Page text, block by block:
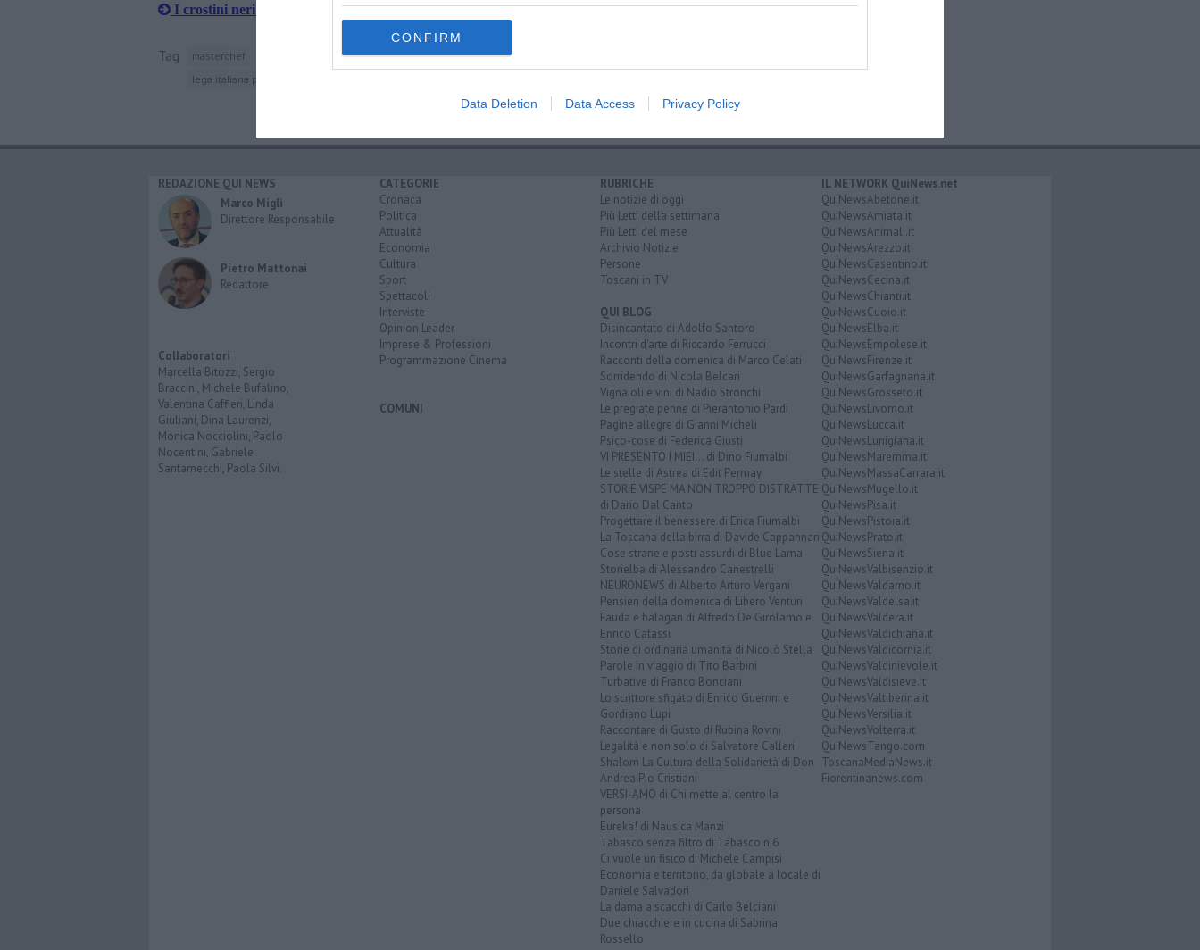
CONFIRM
Data Deletion Data Access Privacy Policy
I crostini neri incoronati piatto tipico aretino
Tag masterchef cuoco olmo al brembo basso san zeno
lega italiana per la lotta ai tumori
REDAZIONE QUI NEWS
Marco Migli
Direttore Responsabile
Pietro Mattonai
Redattore
Collaboratori
Marcella Bitozzi, Sergio
Braccini, Michele Bufalino,
Valentina Caffieri, Linda
Giuliani, Dina Laurenzi,
Monica Nocciolini, Paolo
Nocentini, Gabriele
Santarnecchi, Paola Silvi.
CATEGORIE
Cronaca
Politica
Attualità
Economia
Cultura
Sport
Spettacoli
Interviste
Opinion Leader
Imprese & Professioni
Programmazione Cinema
COMUNI
RUBRICHE
Le notizie di oggi
Più Letti della settimana
Più Letti del mese
Archivio Notizie
Persone
Toscani in TV
QUI BLOG
Disincantato di Adolfo Santoro
Incontri d'arte di Riccardo Ferrucci
Racconti della domenica di Marco Celati
Sorridendo di Nicola Belcari
Vignaioli e vini di Nadio Stronchi
Le pregiate penne di Pierantonio Pardi
Pagine allegre di Gianni Micheli
Psico-cose di Federica Giusti
VI PRESENTO I MIEI... di Dino Fiumalbi
Le stelle di Astrea di Edit Permay
STORIE VISPE MA NON TROPPO DISTRATTE
di Dario Dal Canto
Progettare il benessere di Erica Fiumalbi
La Toscana della birra di Davide Cappannari
Cose strane e posti assurdi di Blue Lama
Storielba di Alessandro Canestrelli
NEURONEWS di Alberto Arturo Vergani
Pensieri della domenica di Libero Venturi
Fauda e balagan di Alfredo De Girolamo e
Enrico Catassi
Storie di ordinaria umanità di Nicolò Stella
Parole in viaggio di Tito Barbini
Turbative di Franco Bonciani
Lo scrittore sfigato di Enrico Guerrini e
Gordiano Lupi
Raccontare di Gusto di Rubina Rovini
Legalità e non solo di Salvatore Calleri
Shalom La Cultura della Solidarietà di Don
Andrea Pio Cristiani
VERSI-AMO di Chi mette al centro la
persona
Eureka! di Nausica Manzi
Tabasco senza filtro di Tabasco n.6
Ci vuole un fisico di Michele Campisi
Economia e territorio, da globale a locale di
Daniele Salvadori
La dama a scacchi di Carlo Belciani
Due chiacchiere in cucina di Sabrina
Rossello
IL NETWORK QuiNews.net
QuiNewsAbetone.it
QuiNewsAmiata.it
QuiNewsAnimali.it
QuiNewsArezzo.it
QuiNewsCasentino.it
QuiNewsCecina.it
QuiNewsChianti.it
QuiNewsCuoio.it
QuiNewsElba.it
QuiNewsEmpolese.it
QuiNewsFirenze.it
QuiNewsGarfagnana.it
QuiNewsGrosseto.it
QuiNewsLivorno.it
QuiNewsLucca.it
QuiNewsLunigiana.it
QuiNewsMaremma.it
QuiNewsMassaCarrara.it
QuiNewsMugello.it
QuiNewsPisa.it
QuiNewsPistoia.it
QuiNewsPrato.it
QuiNewsSiena.it
QuiNewsValbisenzio.it
QuiNewsValdarno.it
QuiNewsValdelsa.it
QuiNewsValdera.it
QuiNewsValdichiana.it
QuiNewsValdicornia.it
QuiNewsValdinievole.it
QuiNewsValdisieve.it
QuiNewsValtiberina.it
QuiNewsVersilia.it
QuiNewsVolterra.it
QuiNewsTango.com
ToscanaMediaNews.it
Fiorentinanews.com